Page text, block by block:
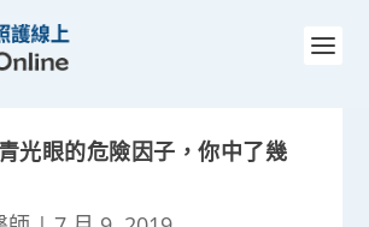
光眼的危險因子，你中了幾